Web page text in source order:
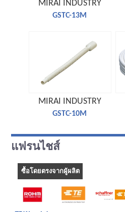
MIRAI INDUSTRY
GSTC-13M
MIRAI INDUSTRY
GSTC-10M
แฟรนไชส์
ซื้อโดยตรงจากผู้ผลิต